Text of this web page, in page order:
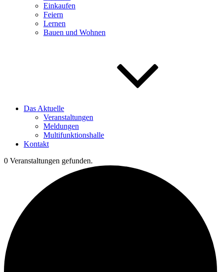
Einkaufen
Feiern
Lernen
Bauen und Wohnen
Das Aktuelle
Veranstaltungen
Meldungen
Multifunktionshalle
Kontakt
0 Veranstaltungen gefunden.